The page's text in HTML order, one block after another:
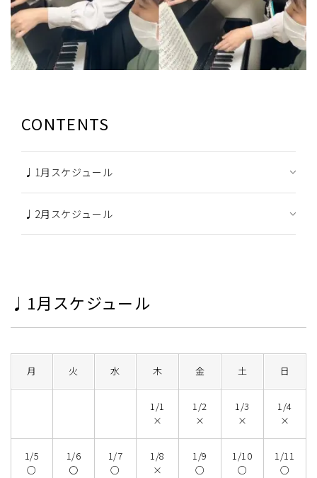
CONTENTS
♩1月スケジュール
♩2月スケジュール
♩1月スケジュール
月 火 水 木 金 土 日
1/1
×
1/2
×
1/3
×
1/4
×
1/5
○
1/6
〇
1/7
○
1/8
×
1/9
○
1/10
○
1/11
○